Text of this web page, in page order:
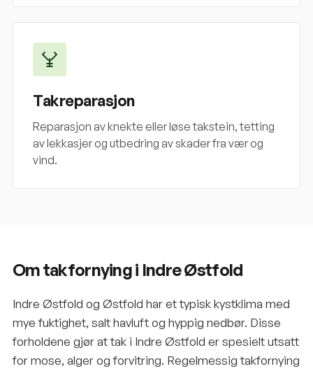
Takreparasjon
Reparasjon av knekte eller løse takstein, tetting
av lekkasjer og utbedring av skader fra vær og
vind.
Om takfornying i Indre Østfold
Indre Østfold og Østfold har et typisk kystklima med
mye fuktighet, salt havluft og hyppig nedbør. Disse
forholdene gjør at tak i Indre Østfold er spesielt utsatt
for mose, alger og forvitring. Regelmessig takfornying